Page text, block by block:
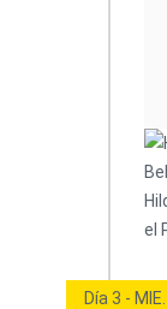
Día 3 - MIE.